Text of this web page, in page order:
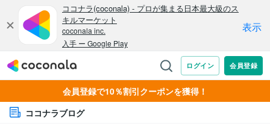
会員登録で10％割引クーポンを獲得！
ココナラブログ